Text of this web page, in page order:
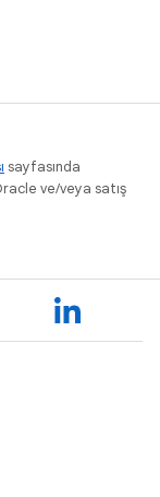
sayfasında
ve/veya satış